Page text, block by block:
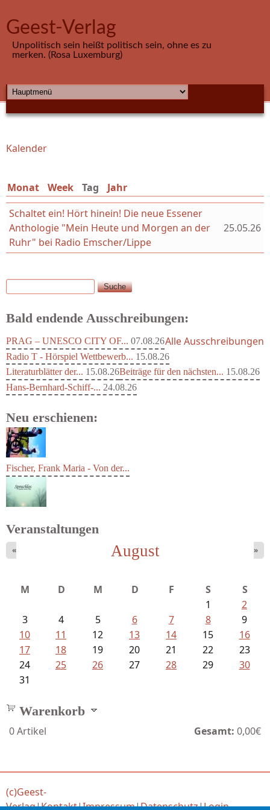
Geest-Verlag
Unpolitisch sein heißt politisch sein, ohne es zu
merken. (Rosa Luxemburg)
HAUPTMENÜ
Sie sind hier
Kalender
Monat Week Tag (aktiver Reiter)
Jahr
Schaltet ein! Hört hinein! Die neue Essener
Anthologie "Mein Heute und Morgen an der
Ruhr" bei Radio Emscher/Lippe
25.05.26
Suchformular
Suche
Bald endende Ausschreibungen:
PRAG – UNESCO CITY OF... 07.08.26
Radio T - Hörspiel Wettbewerb... 15.08.26
Literaturblätter der... 15.08.26Beiträge für den nächsten... 15.08.26
Hans-Bernhard-Schiff-... 24.08.26
Alle Ausschreibungen
Neu erschienen:
Fischer, Frank Maria - Von der...
Veranstaltungen
August
« »
M D M D F S
S
1
2
3
4 5 6 7 8
9
10
11 12 13 14 15
16
17
18 19 20 21 22
23
24
25 26 27 28 29
30
31
Warenkorb
0Artikel Gesamt: 0,00€
(c)Geest-
Verlag|Kontakt|Impressum|Datenschutz|Login